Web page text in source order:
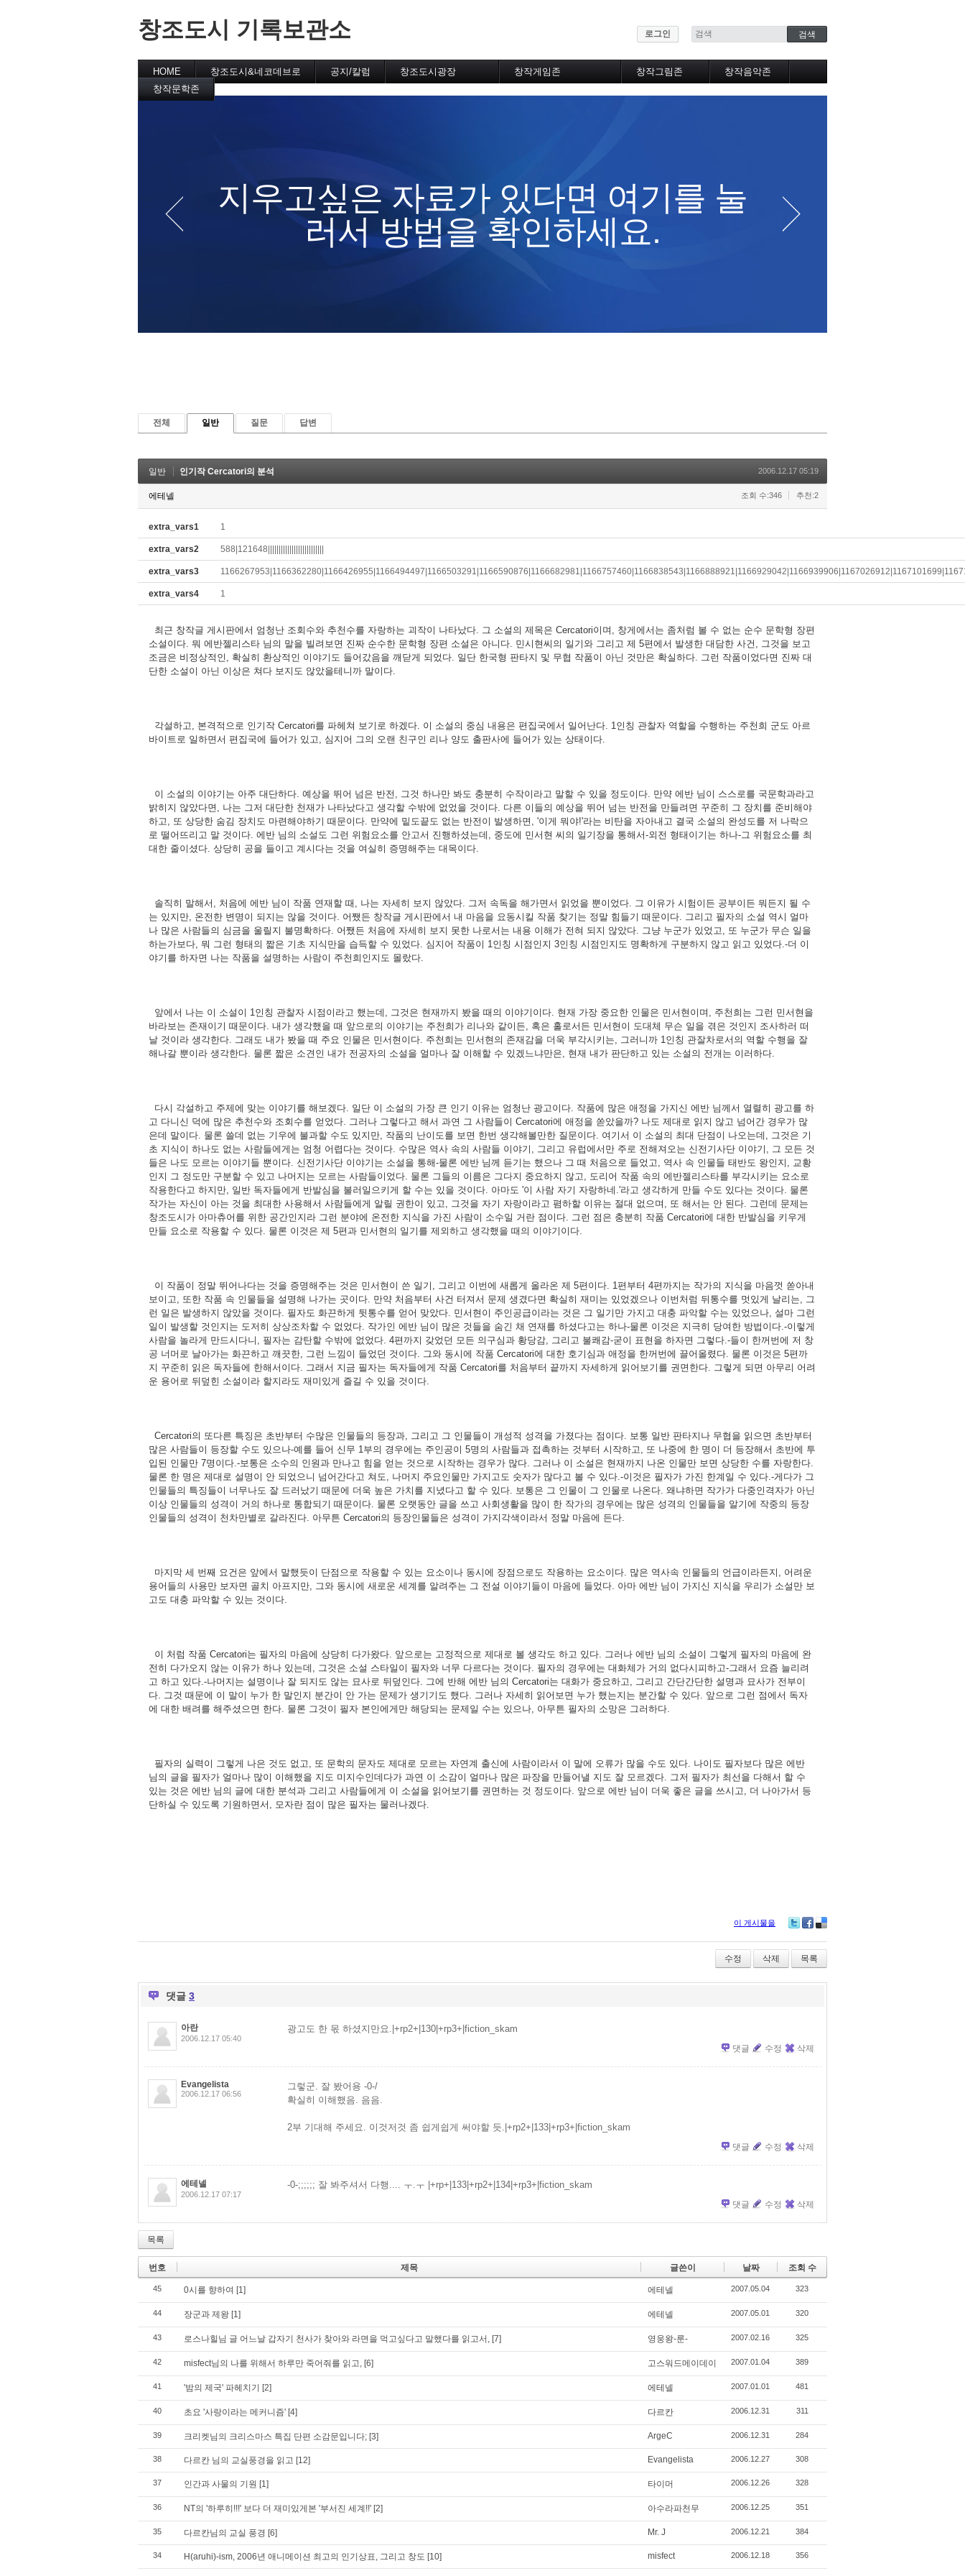
창조도시 기록보관소 로그인
HOME 창조도시&네코데브로 공지/칼럼 창조도시광장
막장쓰레기암울한인생
오프모임게시판
허름한산장
창작게임존
게임리뷰
게임공략
제작강의실
제작비법교류
게임제작정보교류
창작그림존 창작음악존
창작문학존
지우고싶은 자료가 있다면 여기를 눌
러서 방법을 확인하세요.
전체 일반 질문 답변
일반 인기작 Cercatori의 분석 2006.12.17 05:19
에테넬 조회 수:346 추천:2
extra_vars1 1
extra_vars2 588|121648||||||||||||||||||||||||||
extra_vars3
extra_vars4 1
최근 창작글 게시판에서 엄청난 조회수와 추천수를 자랑하는 괴작이 나타났다. 그 소설의 제목은 Cercatori이며, 창게에서는 좀처럼 볼 수 없는 순수 문학형 장편
소설이다. 뭐 에반젤리스타 님의 말을 빌려보면 진짜 순수한 문학형 장편 소설은 아니다. 민시현씨의 일기와 그리고 제 5편에서 발생한 대담한 사건, 그것을 보고
조금은 비정상적인, 확실히 환상적인 이야기도 들어갔음을 깨닫게 되었다. 일단 한국형 판타지 및 무협 작품이 아닌 것만은 확실하다. 그런 작품이었다면 진짜 대
단한 소설이 아닌 이상은 쳐다 보지도 않았을테니까 말이다.
각설하고, 본격적으로 인기작 Cercatori를 파헤쳐 보기로 하겠다. 이 소설의 중심 내용은 편집국에서 일어난다. 1인칭 관찰자 역할을 수행하는 주천희 군도 아르
바이트로 일하면서 편집국에 들어가 있고, 심지어 그의 오랜 친구인 리나 양도 출판사에 들어가 있는 상태이다.
이 소설의 이야기는 아주 대단하다. 예상을 뛰어 넘은 반전, 그것 하나만 봐도 충분히 수작이라고 말할 수 있을 정도이다. 만약 에반 님이 스스로를 국문학과라고
밝히지 않았다면, 나는 그저 대단한 천재가 나타났다고 생각할 수밖에 없었을 것이다. 다른 이들의 예상을 뛰어 넘는 반전을 만들려면 꾸준히 그 장치를 준비해야
하고, 또 상당한 숨김 장치도 마련해야하기 때문이다. 만약에 밑도끝도 없는 반전이 발생하면, '이게 뭐야!'라는 비탄을 자아내고 결국 소설의 완성도를 저 나락으
로 떨어뜨리고 말 것이다. 에반 님의 소설도 그런 위험요소를 안고서 진행하셨는데, 중도에 민서현 씨의 일기장을 통해서-외전 형태이기는 하나-그 위험요소를 최
대한 줄이셨다. 상당히 공을 들이고 계시다는 것을 여실히 증명해주는 대목이다.
솔직히 말해서, 처음에 에반 님이 작품 연재할 때, 나는 자세히 보지 않았다. 그저 속독을 해가면서 읽었을 뿐이었다. 그 이유가 시험이든 공부이든 뭐든지 될 수
는 있지만, 온전한 변명이 되지는 않을 것이다. 어쨌든 창작글 게시판에서 내 마음을 요동시킬 작품 찾기는 정말 힘들기 때문이다. 그리고 필자의 소설 역시 얼마
나 많은 사람들의 심금을 울릴지 불명확하다. 어쨌든 처음에 자세히 보지 못한 나로서는 내용 이해가 전혀 되지 않았다. 그냥 누군가 있었고, 또 누군가 무슨 일을
하는가보다, 뭐 그런 형태의 짧은 기초 지식만을 습득할 수 있었다. 심지어 작품이 1인칭 시점인지 3인칭 시점인지도 명확하게 구분하지 않고 읽고 있었다.-더 이
야기를 하자면 나는 작품을 설명하는 사람이 주천희인지도 몰랐다.
앞에서 나는 이 소설이 1인칭 관찰자 시점이라고 했는데, 그것은 현재까지 봤을 때의 이야기이다. 현재 가장 중요한 인물은 민서현이며, 주천희는 그런 민서현을
바라보는 존재이기 때문이다. 내가 생각했을 때 앞으로의 이야기는 주천희가 리나와 같이든, 혹은 홀로서든 민서현이 도대체 무슨 일을 겪은 것인지 조사하러 떠
날 것이라 생각한다. 그래도 내가 봤을 때 주요 인물은 민서현이다. 주천희는 민서현의 존재감을 더욱 부각시키는, 그러니까 1인칭 관잘차로서의 역할 수행을 잘
해나갈 뿐이라 생각한다. 물론 짧은 소견인 내가 전공자의 소설을 얼마나 잘 이해할 수 있겠느냐만은, 현재 내가 판단하고 있는 소설의 전개는 이러하다.
다시 각설하고 주제에 맞는 이야기를 해보겠다. 일단 이 소설의 가장 큰 인기 이유는 엄청난 광고이다. 작품에 많은 애정을 가지신 에반 님께서 열렬히 광고를 하
고 다니신 덕에 많은 추천수와 조회수를 얻었다. 그러나 그렇다고 해서 과연 그 사람들이 Cercatori에 애정을 쏟았을까? 나도 제대로 읽지 않고 넘어간 경우가 많
은데 말이다. 물론 쓸데 없는 기우에 불과할 수도 있지만, 작품의 난이도를 보면 한번 생각해볼만한 질문이다. 여기서 이 소설의 최대 단점이 나오는데, 그것은 기
초 지식이 하나도 없는 사람들에게는 엄청 어렵다는 것이다. 수많은 역사 속의 사람들 이야기, 그리고 유럽에서만 주로 전해져오는 신전기사단 이야기, 그 모든 것
들은 나도 모르는 이야기들 뿐이다. 신전기사단 이야기는 소설을 통해-물론 에반 님께 듣기는 했으나 그 때 처음으로 들었고, 역사 속 인물들 태반도 왕인지, 교황
인지 그 정도만 구분할 수 있고 나머지는 모르는 사람들이었다. 물론 그들의 이름은 그다지 중요하지 않고, 도리어 작품 속의 에반젤리스타를 부각시키는 요소로
작용한다고 하지만, 일반 독자들에게 반발심을 불러일으키게 할 수는 있을 것이다. 아마도 '이 사람 자기 자랑하네.'라고 생각하게 만들 수도 있다는 것이다. 물론
작가는 자신이 아는 것을 최대한 사용해서 사람들에게 알릴 권한이 있고, 그것을 자기 자랑이라고 폄하할 이유는 절대 없으며, 또 해서는 안 된다. 그런데 문제는
창조도시가 아마츄어를 위한 공간인지라 그런 분야에 온전한 지식을 가진 사람이 소수일 거란 점이다. 그런 점은 충분히 작품 Cercatori에 대한 반발심을 키우게
만들 요소로 작용할 수 있다. 물론 이것은 제 5편과 민서현의 일기를 제외하고 생각했을 때의 이야기이다.
이 작품이 정말 뛰어나다는 것을 증명해주는 것은 민서현이 쓴 일기, 그리고 이번에 새롭게 올라온 제 5편이다. 1편부터 4편까지는 작가의 지식을 마음껏 쏟아내
보이고, 또한 작품 속 인물들을 설명해 나가는 곳이다. 만약 처음부터 사건 터져서 문제 생겼다면 확실히 재미는 있었겠으나 이번처럼 뒤통수를 멋있게 날리는, 그
런 일은 발생하지 않았을 것이다. 필자도 화끈하게 뒷통수를 얻어 맞았다. 민서현이 주인공급이라는 것은 그 일기만 가지고 대충 파악할 수는 있었으나, 설마 그런
일이 발생할 것인지는 도저히 상상조차할 수 없었다. 작가인 에반 님이 많은 것들을 숨긴 채 연재를 하셨다고는 하나-물론 이것은 지극히 당여한 방법이다.-이렇게
사람을 놀라게 만드시다니, 필자는 감탄할 수밖에 없었다. 4편까지 갖었던 모든 의구심과 황당감, 그리고 불쾌감-굳이 표현을 하자면 그렇다.-들이 한꺼번에 저 창
공 너머로 날아가는 화끈하고 깨끗한, 그런 느낌이 들었던 것이다. 그와 동시에 작품 Cercatori에 대한 호기심과 애정을 한꺼번에 끌어올렸다. 물론 이것은 5편까
지 꾸준히 읽은 독자들에 한해서이다. 그래서 지금 필자는 독자들에게 작품 Cercatori를 처음부터 끝까지 자세하게 읽어보기를 권면한다. 그렇게 되면 아무리 어려
운 용어로 뒤덮힌 소설이라 할지라도 재미있게 즐길 수 있을 것이다.
Cercatori의 또다른 특징은 초반부터 수많은 인물들의 등장과, 그리고 그 인물들이 개성적 성격을 가졌다는 점이다. 보통 일반 판타지나 무협을 읽으면 초반부터
많은 사람들이 등장할 수도 있으나-예를 들어 신무 1부의 경우에는 주인공이 5명의 사람들과 접촉하는 것부터 시작하고, 또 나중에 한 명이 더 등장해서 초반에 투
입된 인물만 7명이다.-보통은 소수의 인원과 만나고 힘을 얻는 것으로 시작하는 경우가 많다. 그러나 이 소설은 현재까지 나온 인물만 보면 상당한 수를 자랑한다.
물론 한 명은 제대로 설명이 안 되었으니 넘어간다고 쳐도, 나머지 주요인물만 가지고도 숫자가 많다고 볼 수 있다.-이것은 필자가 가진 한계일 수 있다.-게다가 그
인물들의 특징들이 너무나도 잘 드러났기 때문에 더욱 높은 가치를 지녔다고 할 수 있다. 보통은 그 인물이 그 인물로 나온다. 왜냐하면 작가가 다중인격자가 아닌
이상 인물들의 성격이 거의 하나로 통합되기 때문이다. 물론 오랫동안 글을 쓰고 사회생활을 많이 한 작가의 경우에는 많은 성격의 인물들을 알기에 작중의 등장
인물들의 성격이 천차만별로 갈라진다. 아무튼 Cercatori의 등장인물들은 성격이 가지각색이라서 정말 마음에 든다.
마지막 세 번째 요건은 앞에서 말했듯이 단점으로 작용할 수 있는 요소이나 동시에 장점으로도 작용하는 요소이다. 많은 역사속 인물들의 언급이라든지, 어려운
용어들의 사용만 보자면 골치 아프지만, 그와 동시에 새로운 세계를 알려주는 그 전설 이야기들이 마음에 들었다. 아마 에반 님이 가지신 지식을 우리가 소설만 보
고도 대충 파악할 수 있는 것이다.
이 처럼 작품 Cercatori는 필자의 마음에 상당히 다가왔다. 앞으로는 고정적으로 제대로 볼 생각도 하고 있다. 그러나 에반 님의 소설이 그렇게 필자의 마음에 완
전히 다가오지 않는 이유가 하나 있는데, 그것은 소설 스타일이 필자와 너무 다르다는 것이다. 필자의 경우에는 대화체가 거의 없다시피하고-그래서 요즘 늘리려
고 하고 있다.-나머지는 설명이나 잘 되지도 않는 묘사로 뒤덮인다. 그에 반해 에반 님의 Cercatori는 대화가 중요하고, 그리고 간단간단한 설명과 묘사가 전부이
다. 그것 때문에 이 말이 누가 한 말인지 분간이 안 가는 문제가 생기기도 했다. 그러나 자세히 읽어보면 누가 했는지는 분간할 수 있다. 앞으로 그런 점에서 독자
에 대한 배려를 해주셨으면 한다. 물론 그것이 필자 본인에게만 해당되는 문제일 수는 있으나, 아무튼 필자의 소망은 그러하다.
필자의 실력이 그렇게 나은 것도 없고, 또 문학의 문자도 제대로 모르는 자연계 출신에 사람이라서 이 말에 오류가 많을 수도 있다. 나이도 필자보다 많은 에반
님의 글을 필자가 얼마나 많이 이해했을 지도 미지수인데다가 과연 이 소감이 얼마나 많은 파장을 만들어낼 지도 잘 모르겠다. 그저 필자가 최선을 다해서 할 수
있는 것은 에반 님의 글에 대한 분석과 그리고 사람들에게 이 소설을 읽어보기를 권면하는 것 정도이다. 앞으로 에반 님이 더욱 좋은 글을 쓰시고, 더 나아가서 등
단하실 수 있도록 기원하면서, 모자란 점이 많은 필자는 물러나겠다.
이 게시물을
bo
ok
ou
s
수정 삭제 목록
댓글 3
아란
2006.12.17 05:40
광고도 한 몫 하셨지만요.|+rp2+|130|+rp3+|fiction_skam
댓글 수정 삭제
Evangelista
2006.12.17 06:56
그렇군. 잘 봤어용 -0-/
확실히 이해했음. 음음.
2부 기대해 주세요. 이것저것 좀 쉽게쉽게 써야할 듯.|+rp2+|133|+rp3+|fiction_skam
댓글 수정 삭제
에테넬
2006.12.17 07:17
-0-;;;;;; 잘 봐주셔서 다행.... ㅜ.ㅜ |+rp+|133|+rp2+|134|+rp3+|fiction_skam
댓글 수정 삭제
목록
번호 제목 글쓴이 날짜 조회 수
45 0시를 향하여 [1] 에테넬 2007.05.04 323
44 장군과 제왕 [1] 에테넬 2007.05.01 320
43 로스나힐님 글 어느날 갑자기 천사가 찾아와 라면을 먹고싶다고 말했다를 읽고서, [7] 영웅왕-룬- 2007.02.16 325
42 misfect님의 나를 위해서 하루만 죽어줘를 읽고, [6] 고스워드메이데이 2007.01.04 389
41 '밤의 제국' 파헤치기 [2] 에테넬 2007.01.01 481
40 초요 '사랑이라는 메커니즘' [4] 다르칸 2006.12.31 311
39 크리켓님의 크리스마스 특집 단편 소감문입니다; [3] ArgeC 2006.12.31 284
38 다르칸 님의 교실풍경을 읽고 [12] Evangelista 2006.12.27 308
37 인간과 사물의 기원 [1] 타이머 2006.12.26 328
36 NT의 '하루히!!!' 보다 더 재미있게본 '부서진 세계!!' [2] 아수라파천무 2006.12.25 351
35 다르칸님의 교실 풍경 [6] Mr. J 2006.12.21 384
34 H(aruhi)-ism, 2006년 애니메이션 최고의 인기상표, 그리고 창도 [10] misfect 2006.12.18 356